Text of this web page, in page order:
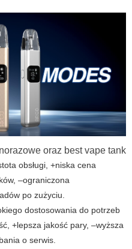
oraz best vape tank
obsługi, +niska cena
–ograniczona
po zużyciu.
dostosowania do potrzeb
+lepsza jakość pary, –wyższa
o serwis.